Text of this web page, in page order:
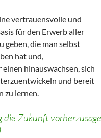
vertrauensvolle und
für den Erwerb aller
geben, die man selbst
hat und,
einen hinauswachsen, sich
und bereit
zu lernen.
die Zukunft